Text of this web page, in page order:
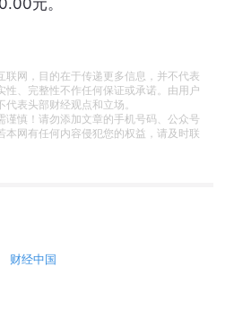
元。
联网，目的在于传递更多信息，并不代表
性、完整性不作任何保证或承诺。由用户
表头部财经观点和立场。
谨慎！请勿添加文章的手机号码、公众号
本网有任何内容侵犯您的权益，请及时联
财经中国